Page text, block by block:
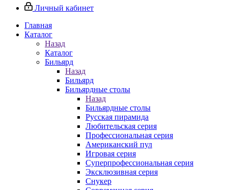
Личный кабинет
Главная
Каталог
Назад
Каталог
Бильярд
Назад
Бильярд
Бильярдные столы
Назад
Бильярдные столы
Русская пирамида
Любительская серия
Профессиональная серия
Американский пул
Игровая серия
Суперпрофессиональная серия
Эксклюзивная серия
Снукер